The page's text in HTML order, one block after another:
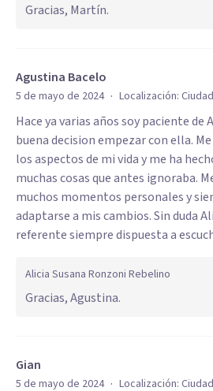
Gracias, Martín.
Agustina Bacelo
5 de mayo de 2024 · Localización:
Hace ya varias años soy paciente de
buena decision empezar con ella.
los aspectos de mi vida y me ha
muchas cosas que antes ignoraba.
muchos momentos personales y
adaptarse a mis cambios. Sin duda
referente siempre dispuesta a
Alicia Susana Ronzoni Rebelino
Gracias, Agustina.
Gian
5 de mayo de 2024 · Localización: